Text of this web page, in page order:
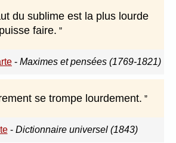
du sublime est la plus lourde
faire.
- Maximes et pensées (1769-1821)
se trompe lourdement.
- Dictionnaire universel (1843)